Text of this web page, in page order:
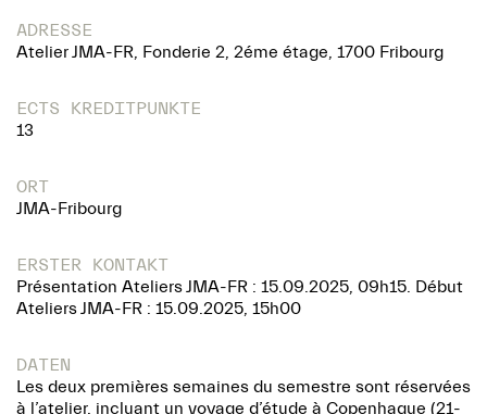
ADRESSE
Atelier JMA-FR, Fonderie 2, 2éme étage, 1700 Fribourg
ECTS KREDITPUNKTE
13
ORT
JMA-Fribourg
ERSTER KONTAKT
Présentation Ateliers JMA-FR : 15.09.2025, 09h15. Début
Ateliers JMA-FR : 15.09.2025, 15h00
DATEN
Les deux premières semaines du semestre sont réservées
à l’atelier, incluant un voyage d’étude à Copenhague (21-